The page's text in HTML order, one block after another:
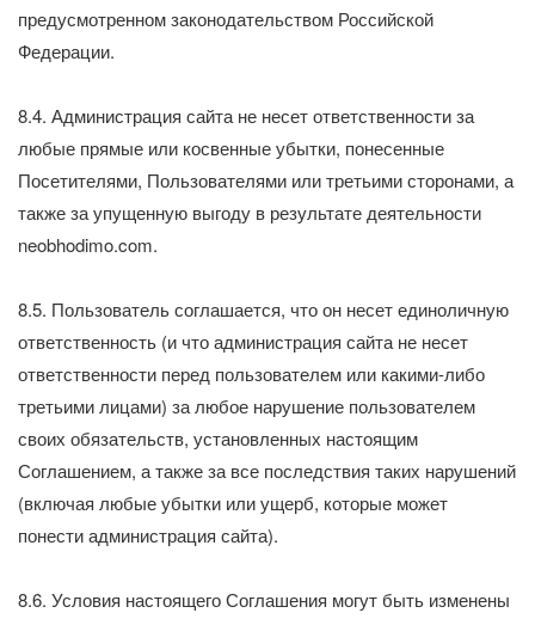
предусмотренном законодательством Российской
Федерации.
8.4. Администрация сайта не несет ответственности за
любые прямые или косвенные убытки, понесенные
Посетителями, Пользователями или третьими сторонами, а
также за упущенную выгоду в результате деятельности
neobhodimo.com.
8.5. Пользователь соглашается, что он несет единоличную
ответственность (и что администрация сайта не несет
ответственности перед пользователем или какими-либо
третьими лицами) за любое нарушение пользователем
своих обязательств, установленных настоящим
Соглашением, а также за все последствия таких нарушений
(включая любые убытки или ущерб, которые может
понести администрация сайта).
8.6. Условия настоящего Соглашения могут быть изменены